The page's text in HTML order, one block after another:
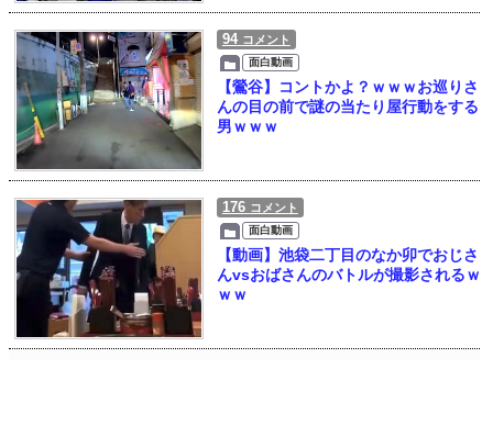
94 コメント
面白動画
【鶯谷】コントかよ？ｗｗｗお巡りさ
んの目の前で謎の当たり屋行動をする
男ｗｗｗ
176 コメント
面白動画
【動画】池袋二丁目のなか卯でおじさ
んvsおばさんのバトルが撮影されるｗ
ｗｗ